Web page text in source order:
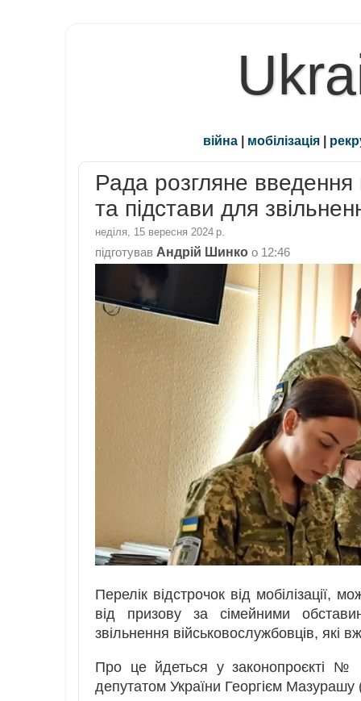
війна | мобілізація |
Рада розгляне введення
та підстави для
неділя, 15 вересня 2024 р.
підготував Андрій Шинко о 12:46
Перелік відстрочок від мобілізації,
від призову за сімейними
звільнення військовослужбовців, які
Про це йдеться у законопроєкті
депутатом України Георгієм